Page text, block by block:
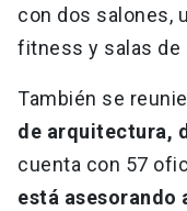
con dos salones,
fitness y salas de
También se
de arquitectura,
cuenta con 57
está asesorando